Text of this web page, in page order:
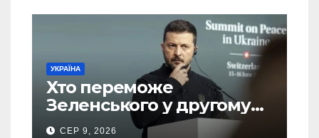
УКРАЇНА
Хто переможе
Зеленського у другому
турі виборів президента
СЕР 9, 2026